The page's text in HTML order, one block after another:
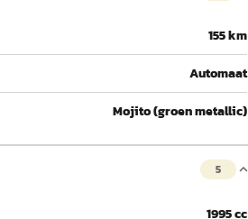
155 km
Automaat
Mojito (groen metallic)
5
1995 cc